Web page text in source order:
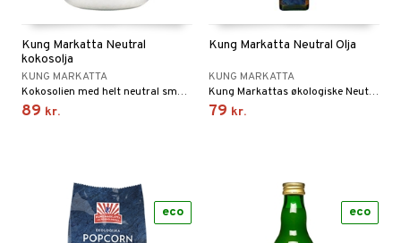
Kung Markatta Neutral
kokosolja
KUNG MARKATTA
Kokosolien med helt neutral smag, som du kan bruge i al slags madlavning.
89 kr.
Kung Markatta Neutral Olja
KUNG MARKATTA
Kung Markattas økologiske Neutral olie er lavet af økologiske solsikkefrø og har en mild og naturlig smag.
79 kr.
eco eco